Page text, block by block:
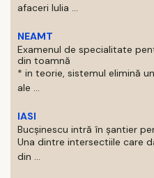
afaceri Iulia ...
NEAMT
Examenul de specialitate
din toamnă
* in teorie, sistemul elimină
ale ...
IASI
Bucșinescu intră în șantier
Una dintre intersectiile care
din ...